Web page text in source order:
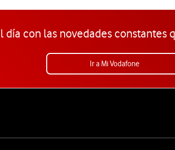
día con las novedades constantes
Ir a Mi Vodafone